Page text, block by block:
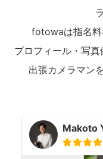
fotowaは指名料
プロフィール・写
出張カメラマン
Makoto